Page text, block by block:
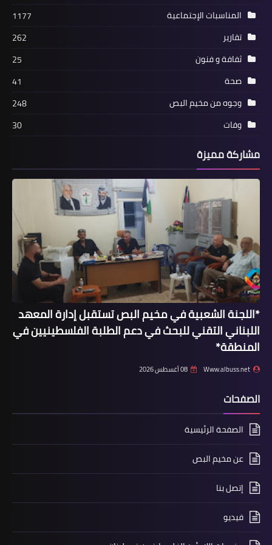
سياسة الإعتقال الإداري للأسرى
الفلسطينين في سجون الاحتلال إعداد
الأستاذ وسيم وني "اتحاد الصحافة
العربية"
أخبار البص
نادي النصر الرياضي يقيم مآدبة غداء في
صور
نادي الجنوب الرياضي يوقع اتفاقية رعاية
جزئية مع مطعم la playa
المناسبات الإجتماعية
1177
تقارير
262
ثفافة و فنون
25
صحة
41
وجوه من مخيم البص
248
وفات
30
مشاركة مميزة
*اللجنة الشعبية في مخيم البص تستقبل إدارة المعهد
اللبناني التقني للبحث في دعم الطلبة الفلسطينيين في
المنطقة*
Www.albuss.net 08 أغسطس 2026
الصفحات
الصفحة الرئيسية
عن مخيم البص
إتصل بنا
فيديو